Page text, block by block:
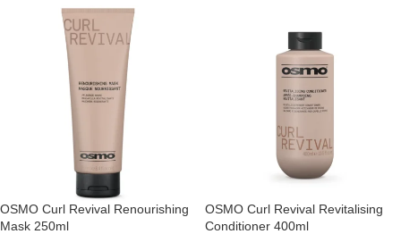
OSMO Curl Revival Renourishing
Mask 250ml
OSMO Curl Revival Revitalising
Conditioner 400ml